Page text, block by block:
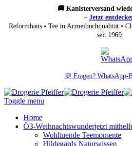
🚚 Kanisterversand
– Jetzt
Reformhaus • Tee in Arzneibuchqualität •
seit 1969
💬 Fragen? WhatsApp-
Toggle menu
Home
Ö3-Weihnachtswunderjetzt
Wohltuende Teemomente
Hildegards Naturwissen